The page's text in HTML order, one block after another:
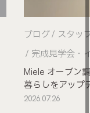
Miele オーブン
暮らしをアップ
ブログ
スタッ
完成見学会・
2026.07.26